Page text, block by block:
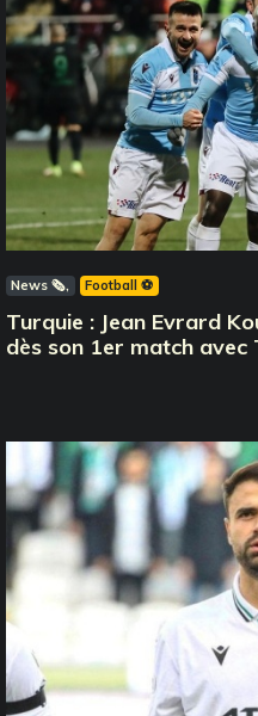
News 🗞️ Football ⚽️
Turquie : Jean Evrard
dès son 1er match